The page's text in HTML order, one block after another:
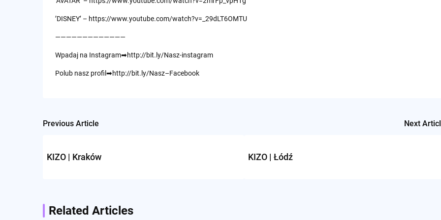
’DISNEY’ – https://www.youtube.com/watch?v=_29dLT6OMTU
—————————————
Wpadaj na Instagram➡http://bit.ly/Nasz-instagram
Polub nasz profil➡http://bit.ly/Nasz–Facebook
Post
Previous Article
KIZO | Kraków
Next
KIZO | Łódź
Related Articles